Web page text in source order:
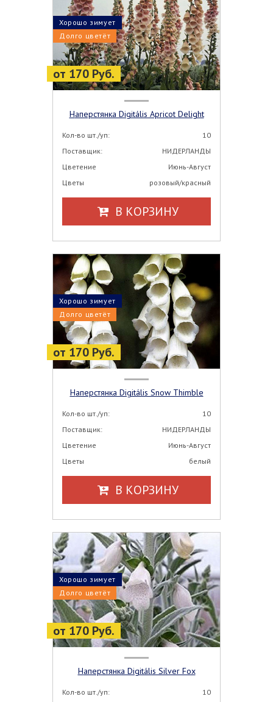
от 170 Руб.
Долго цветёт
Хорошо зимует
Наперстянка Digitális Apricot Delight
Кол-во шт./уп:
10
Поставщик:
НИДЕРЛАНДЫ
Цветение
Июнь-Август
Цветы
розовый/красный
В КОРЗИНУ
от 170 Руб.
Долго цветёт
Хорошо зимует
Наперстянка Digitális Snow Thimble
Кол-во шт./уп:
10
Поставщик:
НИДЕРЛАНДЫ
Цветение
Июнь-Август
Цветы
белый
В КОРЗИНУ
от 170 Руб.
Долго цветёт
Хорошо зимует
Наперстянка Digitális Silver Fox
Кол-во шт./уп:
10